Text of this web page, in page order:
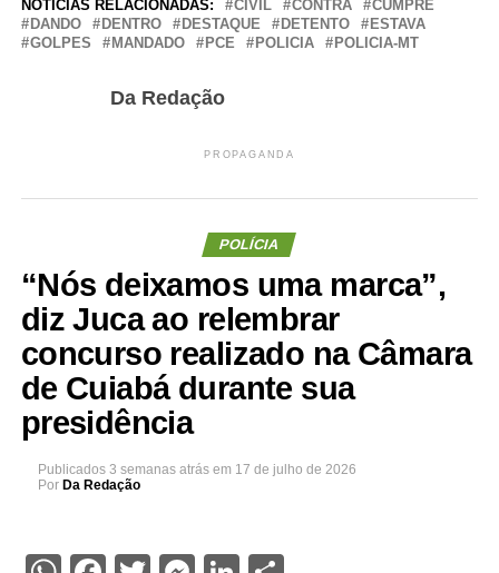
NOTÍCIAS RELACIONADAS: CIVIL CONTRA
CUMPRE
DANDO
DENTRO DESTAQUE DETENTO
ESTAVA
GOLPES
MANDADO PCE POLICIA POLICIA-MT
Da Redação
PROPAGANDA
POLÍCIA
“Nós deixamos uma marca”,
diz Juca ao relembrar
concurso realizado na Câmara
de Cuiabá durante sua
presidência
Publicados 3 semanas atrás em 17 de julho de 2026
Por Da Redação